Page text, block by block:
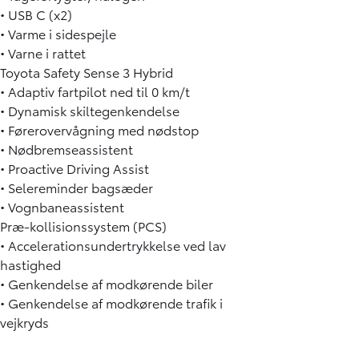
• USB C (x2)
• Varme i sidespejle
• Varne i rattet
Toyota Safety Sense 3 Hybrid
• Adaptiv fartpilot ned til 0 km/t
• Dynamisk skiltegenkendelse
• Førerovervågning med nødstop
• Nødbremseassistent
• Proactive Driving Assist
• Selereminder bagsæder
• Vognbaneassistent
Præ-kollisionssystem (PCS)
• Accelerationsundertrykkelse ved lav
hastighed
• Genkendelse af modkørende biler
• Genkendelse af modkørende trafik i
vejkryds